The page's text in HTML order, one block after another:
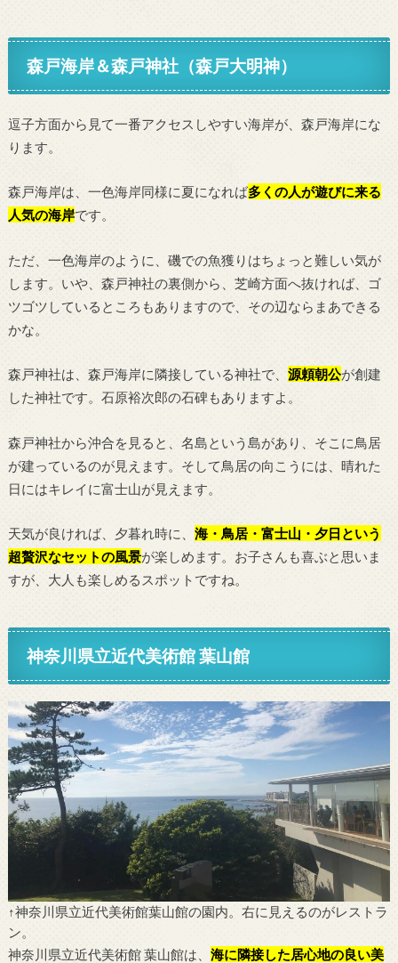
森戸海岸＆森戸神社（森戸大明神）
逗子方面から見て一番アクセスしやすい海岸が、森戸海岸にな
ります。
森戸海岸は、一色海岸同様に夏になれば多くの人が遊びに来る
人気の海岸です。
ただ、一色海岸のように、磯での魚獲りはちょっと難しい気が
します。いや、森戸神社の裏側から、芝崎方面へ抜ければ、ゴ
ツゴツしているところもありますので、その辺ならまあできる
かな。
森戸神社は、森戸海岸に隣接している神社で、 源頼朝公が創建
した神社です。石原裕次郎の石碑もありますよ。
森戸神社から沖合を見ると、名島という島があり、そこに鳥居
が建っているのが見えます。そして鳥居の向こうには、晴れた
日にはキレイに富士山が見えます。
天気が良ければ、夕暮れ時に、 海・鳥居・富士山・夕日という
超贅沢なセットの風景が楽しめます。お子さんも喜ぶと思いま
すが、大人も楽しめるスポットですね。
神奈川県立近代美術館 葉山館
↑神奈川県立近代美術館葉山館の園内。右に見えるのがレストラ
ン。
神奈川県立近代美術館 葉山館は、 海に隣接した居心地の良い美